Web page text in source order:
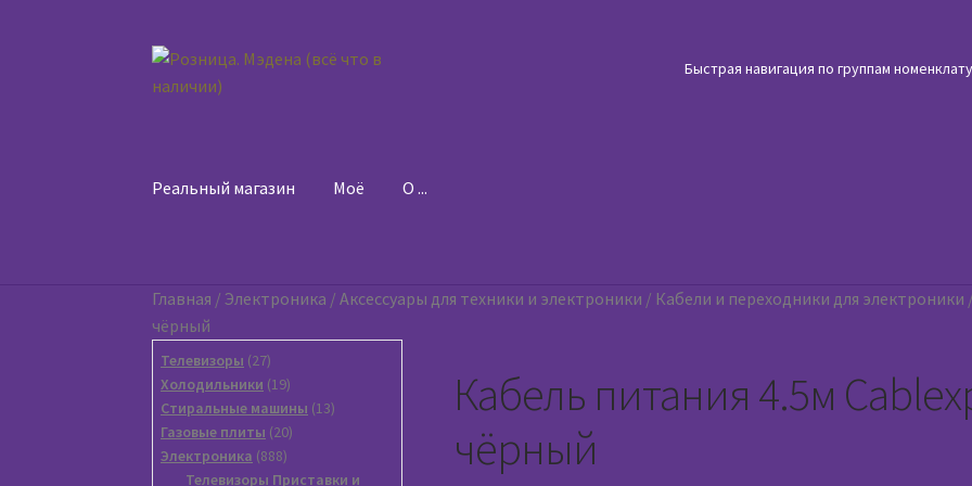
Перейти
к
Перейти
к
Быстрая навигация по группам
Реальный магазин Моё O ...
Главная /Электроника /Аксессуары для техники и электроники / Кабели и переходники для электроники /
чёрный
Кабель питания 4.5м
чёрный
Телевизоры 2727
товаров
Холодильники 1919
товаров
Стиральные машины 1313
Газовые плиты 2020
Электроника 888888
товаров
Телевизоры Приставки и